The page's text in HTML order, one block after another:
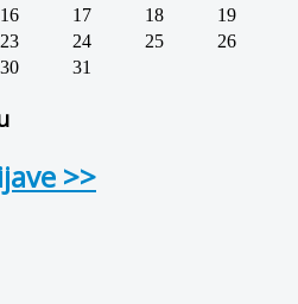
16 17 18
19
23 24 25
26
30 31
>>